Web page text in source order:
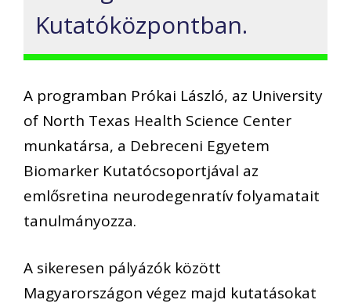
Kutatóközpontban.
A programban Prókai László, az University
of North Texas Health Science Center
munkatársa, a Debreceni Egyetem
Biomarker Kutatócsoportjával az
emlősretina neurodegenratív folyamatait
tanulmányozza.
A sikeresen pályázók között
Magyarországon végez majd kutatásokat